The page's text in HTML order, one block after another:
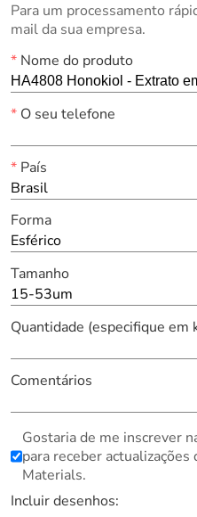
Para um processamento
mail da sua empresa.
*Nome do produto
*O seu telefone
*País
Brasil
Forma
Esférico
Tamanho
15-53um
Quantidade (especifique em
Comentários
Gostaria de me inscrever
para receber actualizações
Materials.
Incluir desenhos: